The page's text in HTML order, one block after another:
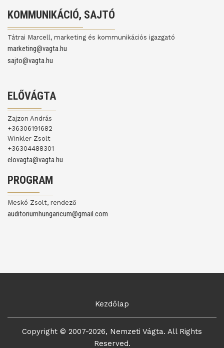
KOMMUNIKÁCIÓ, SAJTÓ
Tátrai Marcell, marketing és kommunikációs igazgató
marketing@vagta.hu
sajto@vagta.hu
ELŐVÁGTA
Zajzon András
+36306191682
Winkler Zsolt
+36304488301
elovagta@vagta.hu
PROGRAM
Meskó Zsolt, rendező
auditoriumhungaricum@gmail.com
Kezdőlap
Copyright © 2007-2026, Nemzeti Vágta. All Rights
Reserved.